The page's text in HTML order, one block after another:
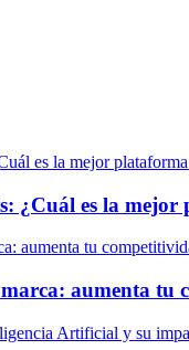
¿Cuál es la
aumenta tu